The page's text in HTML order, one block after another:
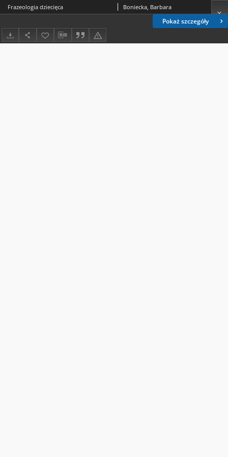
Pokaż szczegóły
Frazeologia dziecięca Boniecka, Barbara